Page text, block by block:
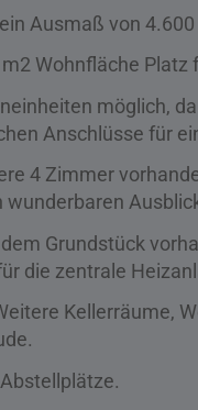
Ausmaß von 4.600
Wohnfläche Platz
möglich,
Anschlüsse für
4 Zimmer
Grundstück
die zentrale
Kellerräume,